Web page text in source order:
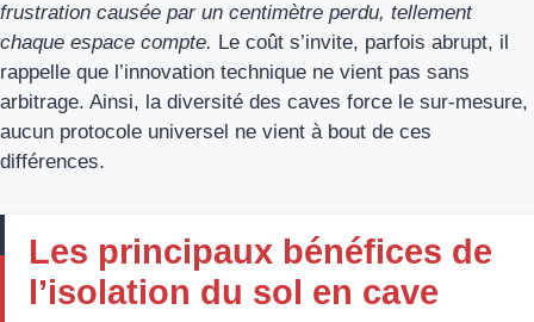
frustration causée par un centimètre perdu, tellement
chaque espace compte. Le coût s’invite, parfois abrupt, il
rappelle que l’innovation technique ne vient pas sans
arbitrage. Ainsi, la diversité des caves force le sur-mesure,
aucun protocole universel ne vient à bout de ces
différences.
Les principaux bénéfices de
l’isolation du sol en cave